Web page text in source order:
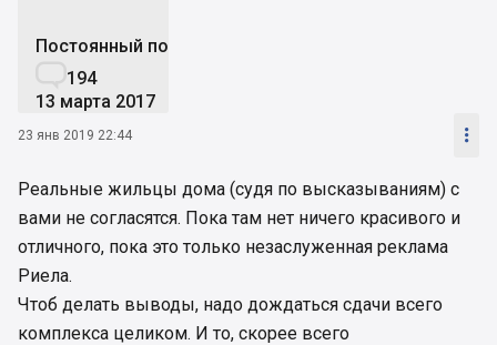
Постоянный пользователь
194
13 марта 2017
23 янв 2019 22:44 
Реальные жильцы дома (судя по высказываниям) с
вами не согласятся. Пока там нет ничего красивого и
отличного, пока это только незаслуженная реклама
Риела.
Чтоб делать выводы, надо дождаться сдачи всего
комплекса целиком. И то, скорее всего